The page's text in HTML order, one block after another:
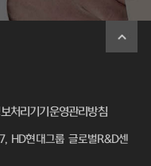
처리기기운영관리방침
HD현대그룹 글로벌R&D센